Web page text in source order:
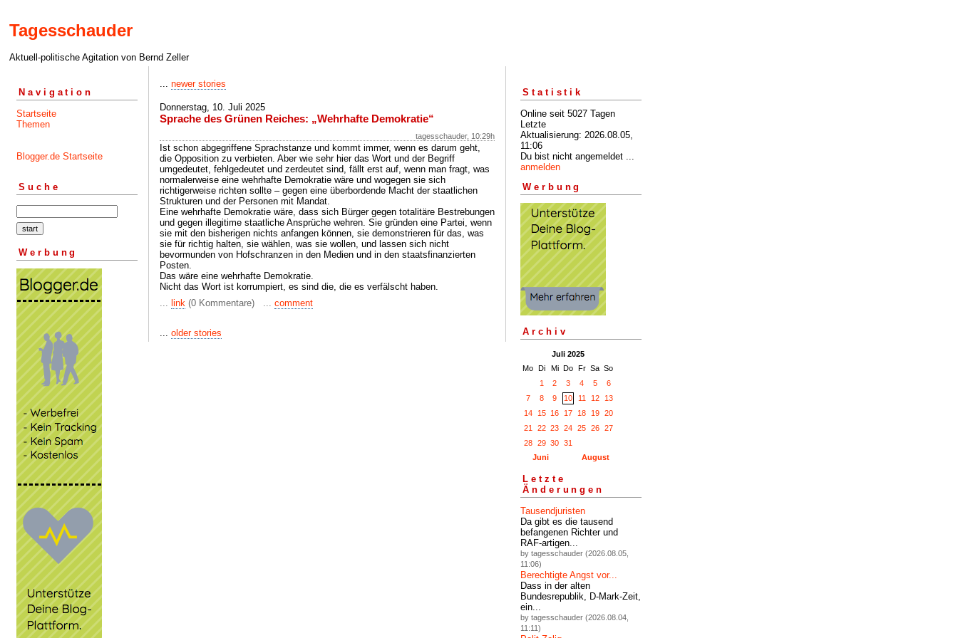
Tagesschauder
Aktuell-politische Agitation von Bernd Zeller
Navigation
Startseite
Themen
Blogger.de Startseite
Suche
Werbung
... newer stories
Donnerstag, 10. Juli 2025
Sprache des Grünen Reiches: „Wehrhafte Demokratie“
tagesschauder, 10:29h
Ist schon abgegriffene Sprachstanze und kommt immer, wenn es darum geht,
die Opposition zu verbieten. Aber wie sehr hier das Wort und der Begriff
umgedeutet, fehlgedeutet und zerdeutet sind, fällt erst auf, wenn man fragt, was
normalerweise eine wehrhafte Demokratie wäre und wogegen sie sich
richtigerweise richten sollte – gegen eine überbordende Macht der staatlichen
Strukturen und der Personen mit Mandat.
Eine wehrhafte Demokratie wäre, dass sich Bürger gegen totalitäre Bestrebungen
und gegen illegitime staatliche Ansprüche wehren. Sie gründen eine Partei, wenn
sie mit den bisherigen nichts anfangen können, sie demonstrieren für das, was
sie für richtig halten, sie wählen, was sie wollen, und lassen sich nicht
bevormunden von Hofschranzen in den Medien und in den staatsfinanzierten
Posten.
Das wäre eine wehrhafte Demokratie.
Nicht das Wort ist korrumpiert, es sind die, die es verfälscht haben.
... link (0 Kommentare) ... comment
... older stories
Statistik
Online seit 5027 Tagen
Letzte
Aktualisierung: 2026.08.05,
11:06
Du bist nicht angemeldet ...
anmelden
Werbung
Archiv
Juli 2025
Mo Di Mi Do Fr Sa So
1
2 3 4 5
6
7
8 9 10 11 12
13
14
15 16 17 18 19
20
21
22 23 24 25 26
27
28
29 30 31
Juni
August
Letzte
Änderungen
Tausendjuristen
Da gibt es die tausend
befangenen Richter und
RAF-artigen...
by tagesschauder (2026.08.05,
11:06)
Berechtigte Angst vor...
Dass in der alten
Bundesrepublik, D-Mark-Zeit,
ein...
by tagesschauder (2026.08.04,
11:11)